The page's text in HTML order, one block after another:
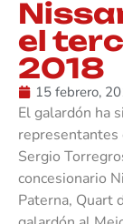
el
2018
15 febrero,
El galardón ha
representantes
Sergio
concesionario
Paterna, Quart